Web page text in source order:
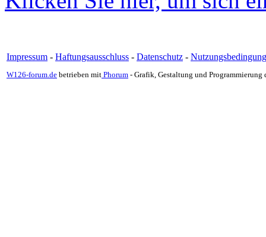
Impressum - Haftungsausschluss - Datenschutz -
W126-forum.de betrieben mit Phorum - Grafik, Gestaltung und Programmierung